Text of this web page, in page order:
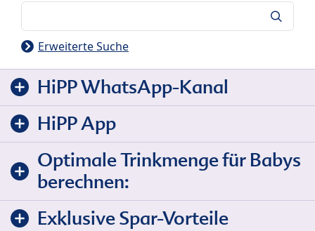
Erweiterte Suche
HiPP WhatsApp-Kanal
HiPP App
Optimale Trinkmenge für Babys
berechnen:
Exklusive Spar-Vorteile